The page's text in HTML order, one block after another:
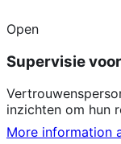
Open
Supervisie
inzichten om hun
More information